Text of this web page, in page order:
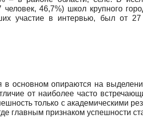
46,7%) школ крупного
участие в интервью, был от
основном опираются на
от наиболее часто
только с академическими
главным признаком успешности